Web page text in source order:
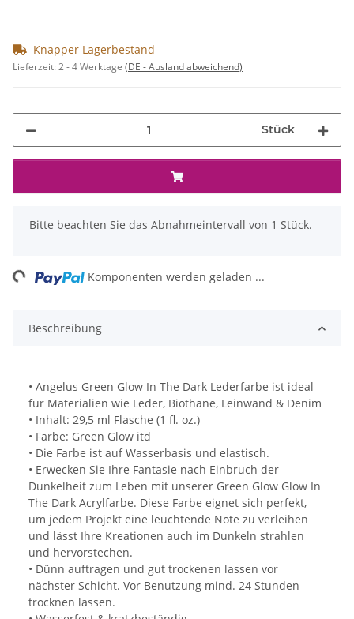
Knapper Lagerbestand
Lieferzeit:2 - 4 Werktage (DE - Ausland abweichend)
Stück
x
Bitte beachten Sie das Abnahmeintervall von 1 Stück.
Komponenten werden geladen ...
Beschreibung
• Angelus Green Glow In The Dark Lederfarbe ist ideal
für Materialien wie Leder, Biothane, Leinwand & Denim
• Inhalt: 29,5 ml Flasche (1 fl. oz.)
• Farbe: Green Glow itd
• Die Farbe ist auf Wasserbasis und elastisch.
• Erwecken Sie Ihre Fantasie nach Einbruch der
Dunkelheit zum Leben mit unserer Green Glow Glow In
The Dark Acrylfarbe. Diese Farbe eignet sich perfekt,
um jedem Projekt eine leuchtende Note zu verleihen
und lässt Ihre Kreationen auch im Dunkeln strahlen
und hervorstechen.
• Dünn auftragen und gut trockenen lassen vor
nächster Schicht. Vor Benutzung mind. 24 Stunden
trocknen lassen.